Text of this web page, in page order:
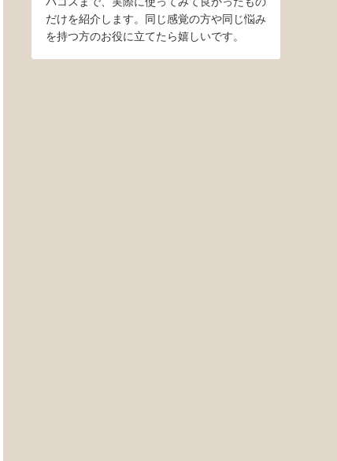
だけを紹介します。同じ感覚の方や同じ悩み
を持つ方のお役に立てたら嬉しいです。